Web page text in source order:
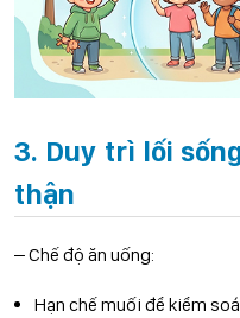
3. Duy trì lối
thận
– Chế độ ăn uống:
Hạn chế muối để kiểm